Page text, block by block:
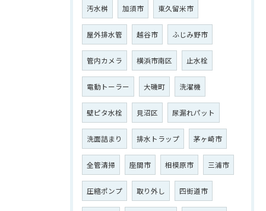
汚水桝 加須市 東久留米市
屋外排水管 越谷市 ふじみ野市
管内カメラ 横浜市南区 止水栓
電動トーラー 大磯町 洗濯機
壁ピタ水栓 見沼区 尿漏れパット
洗面詰まり 排水トラップ 茅ヶ崎市
全管清掃 座間市 相模原市 三浦市
圧縮ポンプ 取り外し 四街道市